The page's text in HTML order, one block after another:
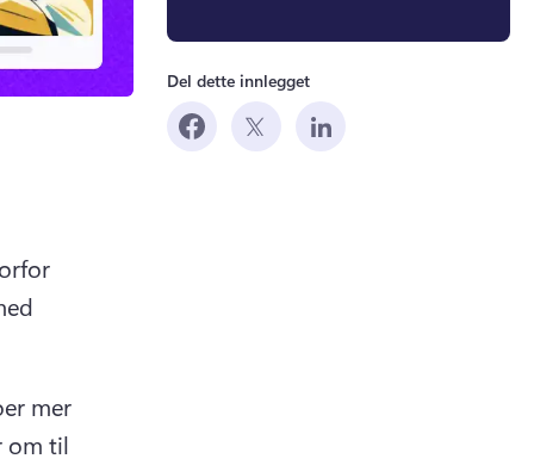
mer
om til
Del dette innlegget